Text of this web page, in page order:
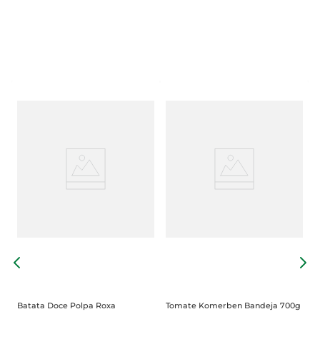
Batata Doce Polpa Roxa Tomate Komerben Bandeja 700g